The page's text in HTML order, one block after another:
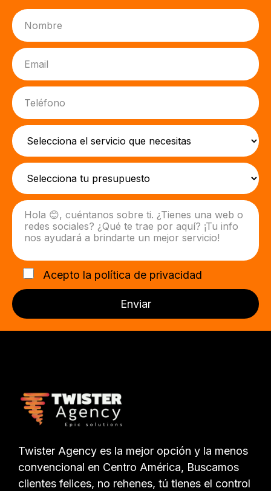
Acepto la política de privacidad
Twister Agency es la mejor opción y la menos
convencional en Centro América, Buscamos
clientes felices, no rehenes, tú tienes el control